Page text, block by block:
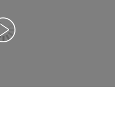
Воспроизведение видео